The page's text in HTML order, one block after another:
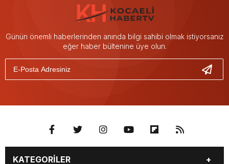
Günün önemli haberlerinden anında bilgi sahibi olmak istiyorsanız
eğer haber bültenine üye olun.
KATEGORİLER